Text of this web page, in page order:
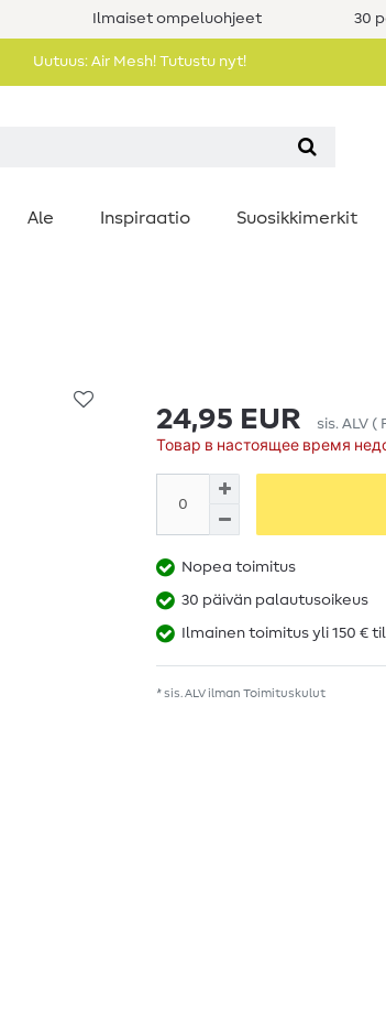
Ilmaiset ompeluohjeet 30
Uutuus: Air Mesh! Tutustu nyt!
Ale Inspiraatio Suosikkimerkit
24,95 EUR sis. ALV (
Товар в настоящее время
Nopea toimitus
30 päivän palautusoikeus
Ilmainen toimitus yli 150 €
* sis. ALV ilman Toimituskulut